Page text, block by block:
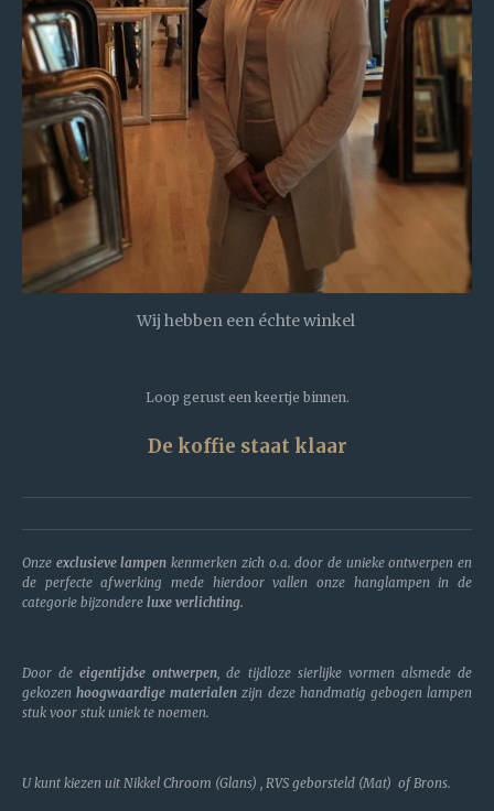
Wij hebben een échte winkel
Loop gerust een keertje binnen.
De koffie staat klaar
Onze exclusieve lampen kenmerken zich o.a. door de unieke ontwerpen en
de perfecte afwerking mede hierdoor vallen onze hanglampen in de
categorie bijzondere luxe verlichting.
Door deeigentijdse ontwerpen, de tijdloze sierlijke vormen alsmede de
gekozenhoogwaardige materialen zijn deze handmatig gebogen lampen
stuk voor stuk uniek te noemen.
U kunt kiezen uit Nikkel Chroom (Glans) , RVS geborsteld (Mat) of Brons.